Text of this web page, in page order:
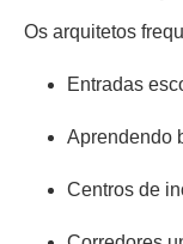
Os arquitetos
Entradas
Aprendendo
Centros de